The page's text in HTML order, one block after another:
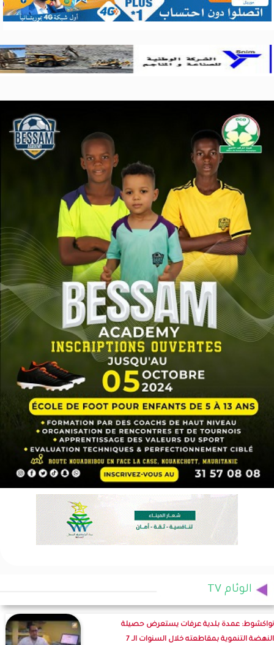
الوئام TV
نواكشوط: عمدة بلدية عرفات يستعرض حصيلة
النهضة التنموية بمقاطعته خلال السنوات الـ 7